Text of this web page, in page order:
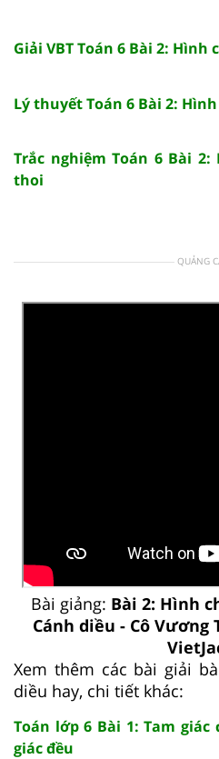
Giải VBT Toán 6 Bài 2:
Lý thuyết Toán 6 Bài 2:
Trắc nghiệm Toán 6 Bài
thoi
QUẢNG
Bài giảng: Bài 2: Hình
Cánh diều - Cô Vương
Xem thêm các bài giải
diều hay, chi tiết khác:
Toán lớp 6 Bài 1: Tam
giác đều